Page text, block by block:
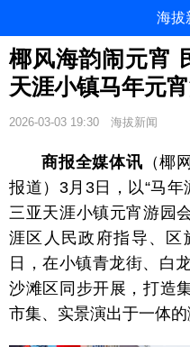
海拔
椰风海韵闹元宵
天涯小镇马年元
2026-03-03 19:30 海拔新闻
商报全媒体讯 （椰
报道）3月3日，以“马
三亚天涯小镇元宵游园
涯区人民政府指导、
日，在小镇青龙街、白
沙滩区同步开展，打造
市集、实景演出于一体的